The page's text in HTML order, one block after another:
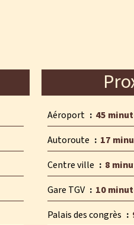
Aéroport
45
Autoroute
17
Centre ville
8
Gare TGV
10
Palais des congrès